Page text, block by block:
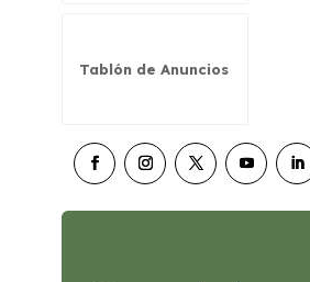
Tablón de Anuncios